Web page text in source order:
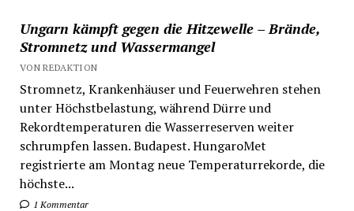
Ungarn kämpft gegen die Hitzewelle – Brände,
Stromnetz und Wassermangel
VON REDAKTION
Stromnetz, Krankenhäuser und Feuerwehren stehen
unter Höchstbelastung, während Dürre und
Rekordtemperaturen die Wasserreserven weiter
schrumpfen lassen. Budapest. HungaroMet
registrierte am Montag neue Temperaturrekorde, die
höchste...
1 Kommentar